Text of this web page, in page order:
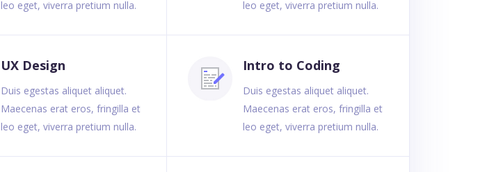
leo eget, viverra pretium nulla.
UX Design
Duis egestas aliquet aliquet.
Maecenas erat eros, fringilla et
leo eget, viverra pretium nulla.
leo eget, viverra pretium nulla.
Intro to Coding
Duis egestas aliquet aliquet.
Maecenas erat eros, fringilla et
leo eget, viverra pretium nulla.